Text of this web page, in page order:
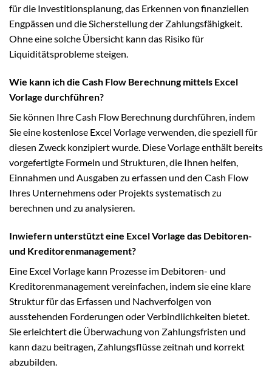
für die Investitionsplanung, das Erkennen von finanziellen
Engpässen und die Sicherstellung der Zahlungsfähigkeit.
Ohne eine solche Übersicht kann das Risiko für
Liquiditätsprobleme steigen.
Wie kann ich die Cash Flow Berechnung mittels Excel
Vorlage durchführen?
Sie können Ihre Cash Flow Berechnung durchführen, indem
Sie eine kostenlose Excel Vorlage verwenden, die speziell für
diesen Zweck konzipiert wurde. Diese Vorlage enthält bereits
vorgefertigte Formeln und Strukturen, die Ihnen helfen,
Einnahmen und Ausgaben zu erfassen und den Cash Flow
Ihres Unternehmens oder Projekts systematisch zu
berechnen und zu analysieren.
Inwiefern unterstützt eine Excel Vorlage das Debitoren-
und Kreditorenmanagement?
Eine Excel Vorlage kann Prozesse im Debitoren- und
Kreditorenmanagement vereinfachen, indem sie eine klare
Struktur für das Erfassen und Nachverfolgen von
ausstehenden Forderungen oder Verbindlichkeiten bietet.
Sie erleichtert die Überwachung von Zahlungsfristen und
kann dazu beitragen, Zahlungsflüsse zeitnah und korrekt
abzubilden.